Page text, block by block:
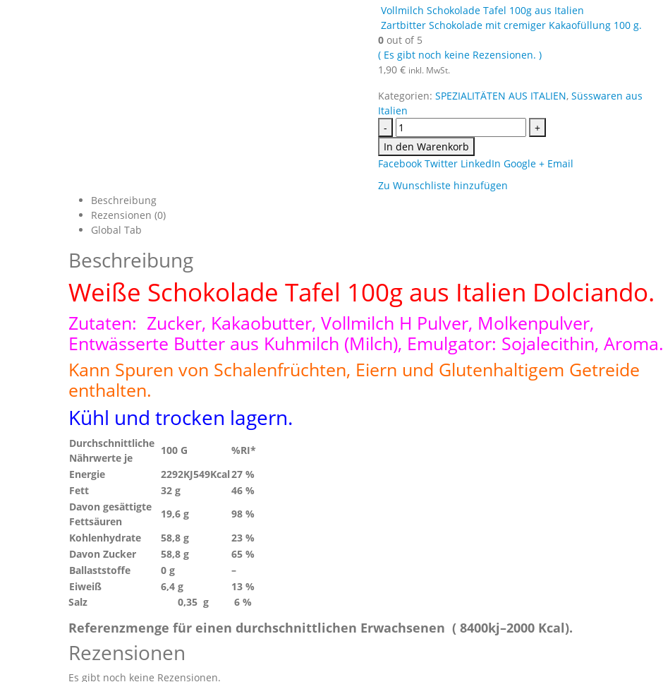
Vollmilch Schokolade Tafel 100g aus Italien
Zartbitter Schokolade mit cremiger Kakaofüllung 100 g.
0out of 5
( Es gibt noch keine Rezensionen. )
1,90 € inkl. MwSt.
Kategorien: SPEZIALITÄTEN AUS ITALIEN, Süsswaren aus
Italien
-
+
In den Warenkorb
Facebook Twitter LinkedIn Google + Email
Zu Wunschliste hinzufügen
Beschreibung
Rezensionen (0)
Global Tab
Beschreibung
Weiße Schokolade Tafel 100g aus Italien Dolciando.
Zutaten: Zucker, Kakaobutter, Vollmilch H Pulver, Molkenpulver,
Entwässerte Butter aus Kuhmilch (Milch), Emulgator: Sojalecithin, Aroma.
Kann Spuren von Schalenfrüchten, Eiern und Glutenhaltigem Getreide
enthalten.
Kühl und trocken lagern.
Durchschnittliche
Nährwerte je
100 G
%RI*
Energie
2292KJ549Kcal27 %
Fett
32 g
46 %
Davon gesättigte
Fettsäuren
19,6 g
98 %
Kohlenhydrate
58,8 g
23 %
Davon Zucker
58,8 g
65 %
Ballaststoffe
0 g
–
Eiweiß
6,4 g
13 %
Salz 0,35 g 6 %
Referenzmenge für einen durchschnittlichen Erwachsenen ( 8400kj–2000 Kcal).
Rezensionen
Es gibt noch keine Rezensionen.